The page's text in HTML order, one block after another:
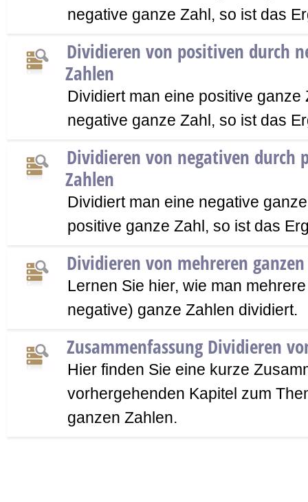
negative ganze Zahl, so ist das
Dividieren von positiven durch
Zahlen
Dividiert man eine positive ganze
negative ganze Zahl, so ist das
Dividieren von negativen durch
Zahlen
Dividiert man eine negative
positive ganze Zahl, so ist das
Dividieren von mehreren
Lernen Sie hier, wie man
negative) ganze Zahlen dividiert.
Zusammenfassung Dividieren
Hier finden Sie eine kurze
vorhergehenden Kapitel zum
ganzen Zahlen.